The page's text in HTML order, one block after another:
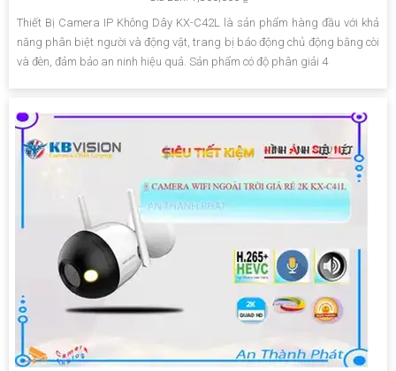
Thiết Bị Camera IP Không Dây KX-C42L là sản phẩm hàng đầu với khả
năng phân biệt người và động vật, trang bị báo động chủ động bằng còi
và đèn, đảm bảo an ninh hiệu quả. Sản phẩm có độ phân giải 4